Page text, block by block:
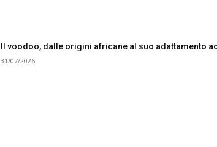
Il voodoo, dalle origini africane al suo adattamento
31/07/2026